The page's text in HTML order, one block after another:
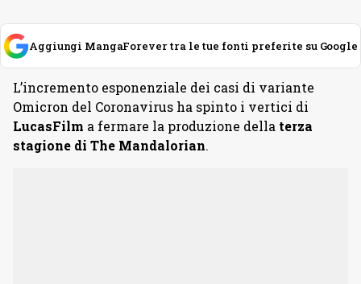
Aggiungi MangaForever tra le tue fonti preferite su Google
L’incremento esponenziale dei casi di variante
Omicron del Coronavirus ha spinto i vertici di
LucasFilm a fermare la produzione della terza
stagione di The Mandalorian.